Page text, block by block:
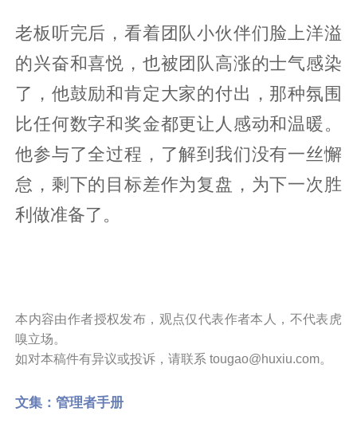
老板听完后，看着团队小伙伴们脸上洋溢
的兴奋和喜悦，也被团队高涨的士气感染
了，他鼓励和肯定大家的付出，那种氛围
比任何数字和奖金都更让人感动和温暖。
他参与了全过程，了解到我们没有一丝懈
怠，剩下的目标差作为复盘，为下一次胜
利做准备了。
本内容由作者授权发布，观点仅代表作者本人，不代表虎
嗅立场。
如对本稿件有异议或投诉，请联系 tougao@huxiu.com。
文集：管理者手册